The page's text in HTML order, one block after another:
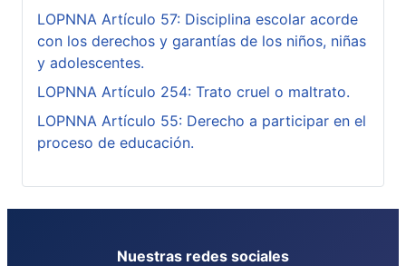
LOPNNA Artículo 57: Disciplina escolar acorde
con los derechos y garantías de los niños, niñas
y adolescentes.
LOPNNA Artículo 254: Trato cruel o maltrato.
LOPNNA Artículo 55: Derecho a participar en el
proceso de educación.
Nuestras redes sociales